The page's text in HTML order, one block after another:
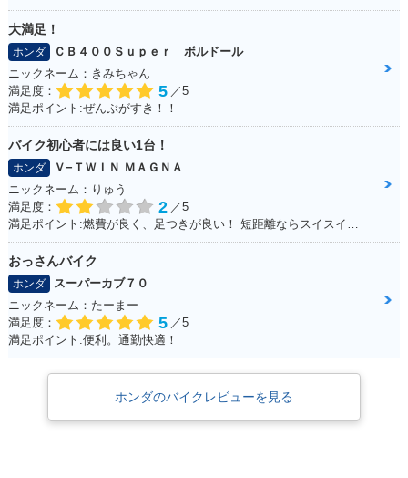
大満足！
ホンダ
ＣＢ４００Ｓｕｐｅｒ ボルドール
ニックネーム：きみちゃん
満足度：
5 ／5
満足ポイント:ぜんぶがすき！！
バイク初心者には良い1台！
ホンダ
Ｖ−ＴＷＩＮ ＭＡＧＮＡ
ニックネーム：りゅう
満足度：
2 ／5
おっさんバイク
ホンダ
スーパーカブ７０
ニックネーム：たーまー
満足度：
5 ／5
満足ポイント:便利。通勤快適！
ホンダのバイクレビューを見る